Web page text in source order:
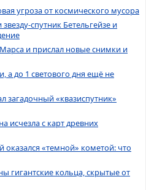
угроза от космического мусора
спутник Бетельгейзе и
и прислал новые снимки и
а до 1 светового дня ещё не
загадочный «квазиспутник»
исчезла с карт древних
«темной» кометой: что
гигантские кольца, скрытые от